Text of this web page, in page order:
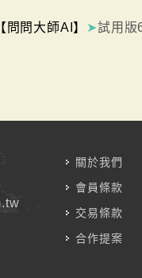
【問問大師AI】 ➤試用版
關於我們
會員條款
交易條款
合作提案